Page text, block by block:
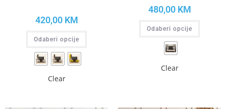
420,00 KM
Odaberi opcije
Clear
480,00 KM
Odaberi opcije
Clear